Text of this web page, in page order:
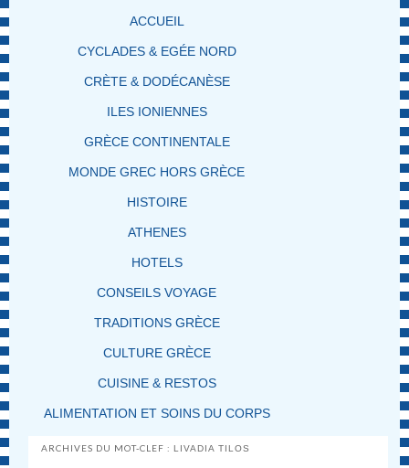
MENU PRINCIPAL
MASQUER LA NAVIGATION PRINCIPALE
MASQUER LA NAVIGATION SECONDAIRE
ACCUEIL
CYCLADES & EGÉE NORD
CRÈTE & DODÉCANÈSE
ILES IONIENNES
GRÈCE CONTINENTALE
MONDE GREC HORS GRÈCE
HISTOIRE
ATHENES
HOTELS
CONSEILS VOYAGE
TRADITIONS GRÈCE
CULTURE GRÈCE
CUISINE & RESTOS
ALIMENTATION ET SOINS DU CORPS
ARCHIVES DU MOT-CLEF :LIVADIA TILOS